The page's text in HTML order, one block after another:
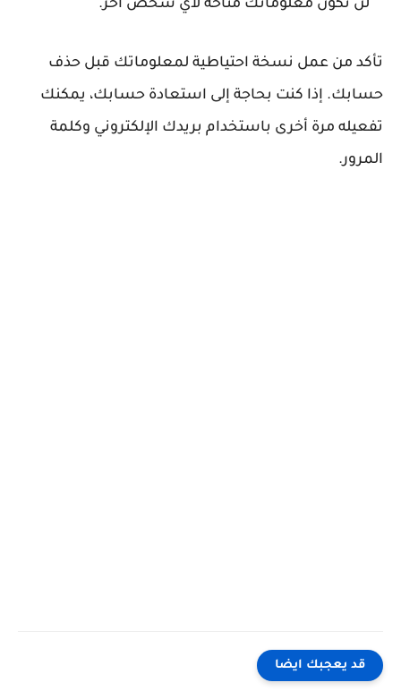
لن تكون معلوماتك متاحة لأي شخص آخر.
تأكد من عمل نسخة احتياطية لمعلوماتك قبل حذف
حسابك. إذا كنت بحاجة إلى استعادة حسابك، يمكنك
تفعيله مرة أخرى باستخدام بريدك الإلكتروني وكلمة
المرور.
قد يعجبك ايضا